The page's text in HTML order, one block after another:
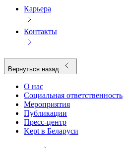
Карьера
Контакты
Вернуться назад
О нас
Социальная ответственность
Мероприятия
Публикации
Пресс-центр
Kept в Беларуси